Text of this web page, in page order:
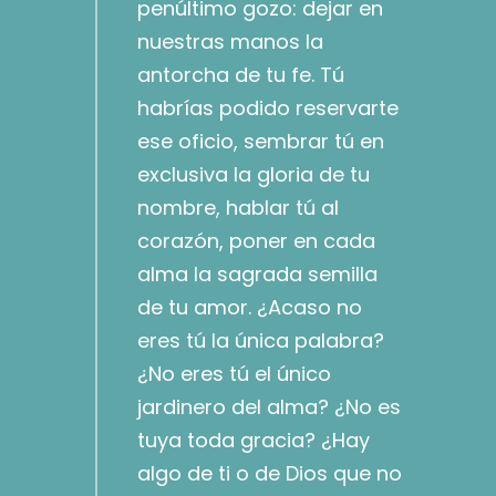
penúltimo gozo: dejar en
nuestras manos la
antorcha de tu fe. Tú
habrías podido reservarte
ese oficio, sembrar tú en
exclusiva la gloria de tu
nombre, hablar tú al
corazón, poner en cada
alma la sagrada semilla
de tu amor. ¿Acaso no
eres tú la única palabra?
¿No eres tú el único
jardinero del alma? ¿No es
tuya toda gracia? ¿Hay
algo de ti o de Dios que no